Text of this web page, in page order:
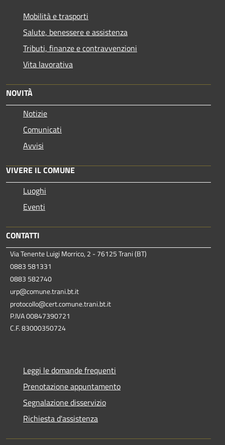
Mobilità e trasporti
Salute, benessere e assistenza
Tributi, finanze e contravvenzioni
Vita lavorativa
NOVITÀ
Notizie
Comunicati
Avvisi
VIVERE IL COMUNE
Luoghi
Eventi
CONTATTI
Via Tenente Luigi Morrico, 2 - 76125 Trani (BT)
0883 581331
0883 582740
urp@comune.trani.bt.it
protocollo@cert.comune.trani.bt.it
P.IVA 00847390721
C.F. 83000350724
Leggi le domande frequenti
Prenotazione appuntamento
Segnalazione disservizio
Richiesta d'assistenza